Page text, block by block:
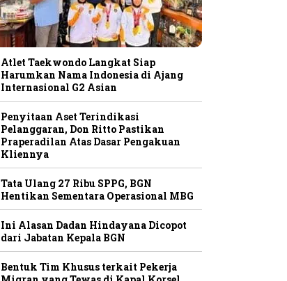
Atlet Taekwondo Langkat Siap
Harumkan Nama Indonesia di Ajang
Internasional G2 Asian
Penyitaan Aset Terindikasi
Pelanggaran, Don Ritto Pastikan
Praperadilan Atas Dasar Pengakuan
Kliennya
Tata Ulang 27 Ribu SPPG, BGN
Hentikan Sementara Operasional MBG
Ini Alasan Dadan Hindayana Dicopot
dari Jabatan Kepala BGN
Bentuk Tim Khusus terkait Pekerja